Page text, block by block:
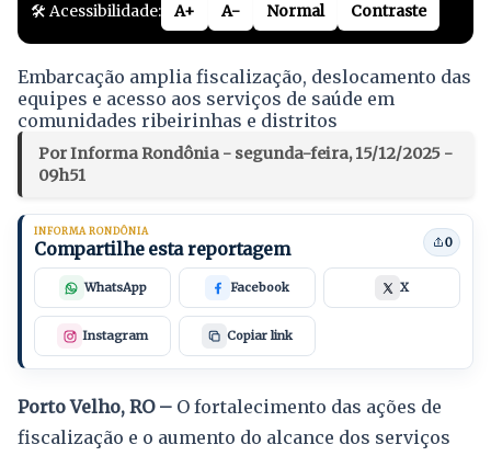
🛠️ Acessibilidade: A+ A- Normal Contraste
Embarcação amplia fiscalização, deslocamento das
equipes e acesso aos serviços de saúde em
comunidades ribeirinhas e distritos
Por Informa Rondônia - segunda-feira, 15/12/2025 -
09h51
INFORMA RONDÔNIA
Compartilhe esta reportagem 0
WhatsApp Facebook X
Instagram Copiar link
Porto Velho, RO – O fortalecimento das ações de
fiscalização e o aumento do alcance dos serviços